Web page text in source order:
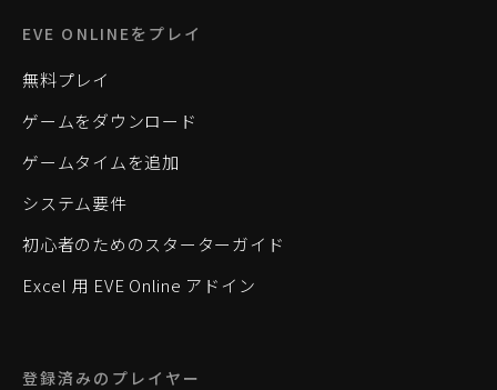
EVE ONLINEをプレイ
無料プレイ
ゲームをダウンロード
ゲームタイムを追加
システム要件
初心者のためのスターターガイド
Excel 用 EVE Online アドイン
登録済みのプレイヤー